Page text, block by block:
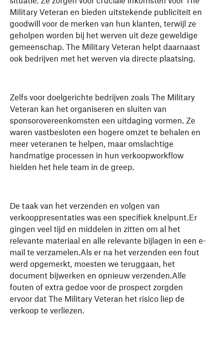
Military Veteran en bieden uitstekende publiciteit en
goodwill voor de merken van hun klanten, terwijl ze
geholpen worden bij het werven uit deze geweldige
gemeenschap. The Military Veteran helpt daarnaast
ook bedrijven met het werven via directe plaatsing.
Zelfs voor doelgerichte bedrijven zoals The Military
Veteran kan het organiseren en sluiten van
sponsorovereenkomsten een uitdaging vormen. Ze
waren vastbesloten een hogere omzet te behalen en
meer veteranen te helpen, maar omslachtige
handmatige processen in hun verkoopworkflow
hielden het hele team in de greep.
De taak van het verzenden en volgen van
verkooppresentaties was een specifiek knelpunt.Er
gingen veel tijd en middelen in zitten om al het
relevante materiaal en alle relevante bijlagen in een e-
mail te verzamelen.Als er na het verzenden een fout
werd opgemerkt, moesten we teruggaan, het
document bijwerken en opnieuw verzenden.Alle
fouten of extra gedoe voor de prospect zorgden
ervoor dat The Military Veteran het risico liep de
verkoop te verliezen.